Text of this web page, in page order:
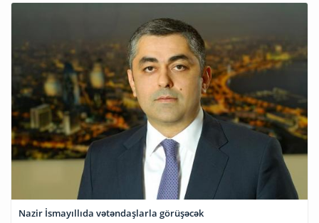
Nazir İsmayıllıda vətəndaşlarla görüşəcək